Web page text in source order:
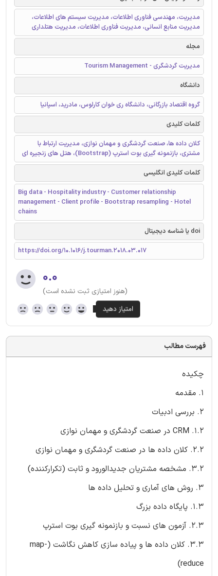
مدیریت، مهندسی فناوری اطلاعات، مدیریت سیستم های اطلاعات،
مدیریت منابع انسانی، مدیریت فناوری اطلاعات، مدیریت هتلداری
مجله
مدیریت گردشگری - Tourism Management
دانشگاه
گروه اقتصاد بازرگانی، دانشگاه ری خوان کارلوس، مادرید، اسپانیا
کلمات کلیدی
کلان داده ها، صنعت گردشگری و مهمان نوازی، مدیریت ارتباط با
مشتری، بازنمونه گیری بوت استرپ (Bootstrap)، هتل های زنجیره ای
کلمات کلیدی انگلیسی
Big data - Hospitality industry - Customer relationship
management - Client profile - Bootstrap resampling - Hotel
chains
doi یا شناسه دیجیتال
https://doi.org/10.1016/j.tourman.2018.03.017
۰.۰
(هنوز امتیازی ثبت نشده است)
فهرست مطالب
چکیده
1. مقدمه
2. بررسی ادبیات
1.2. CRM در صنعت گردشگری و مهمان نوازی
2.2. کلان داده ها در صنعت گردشگری و مهمان نوازی
3.2. مشخصه مشتریان جدیدالورود و ثابت (تکرارکننده)
3. روش های آماری و تحلیل داده ها
1.3. پایگاه داده بزرگ
2.3. آزمون های نسبت و بازنمونه گیری بوت استرپ
3.3. کلان داده ها و پیاده سازی کاهش نگاشت (map-
reduce)